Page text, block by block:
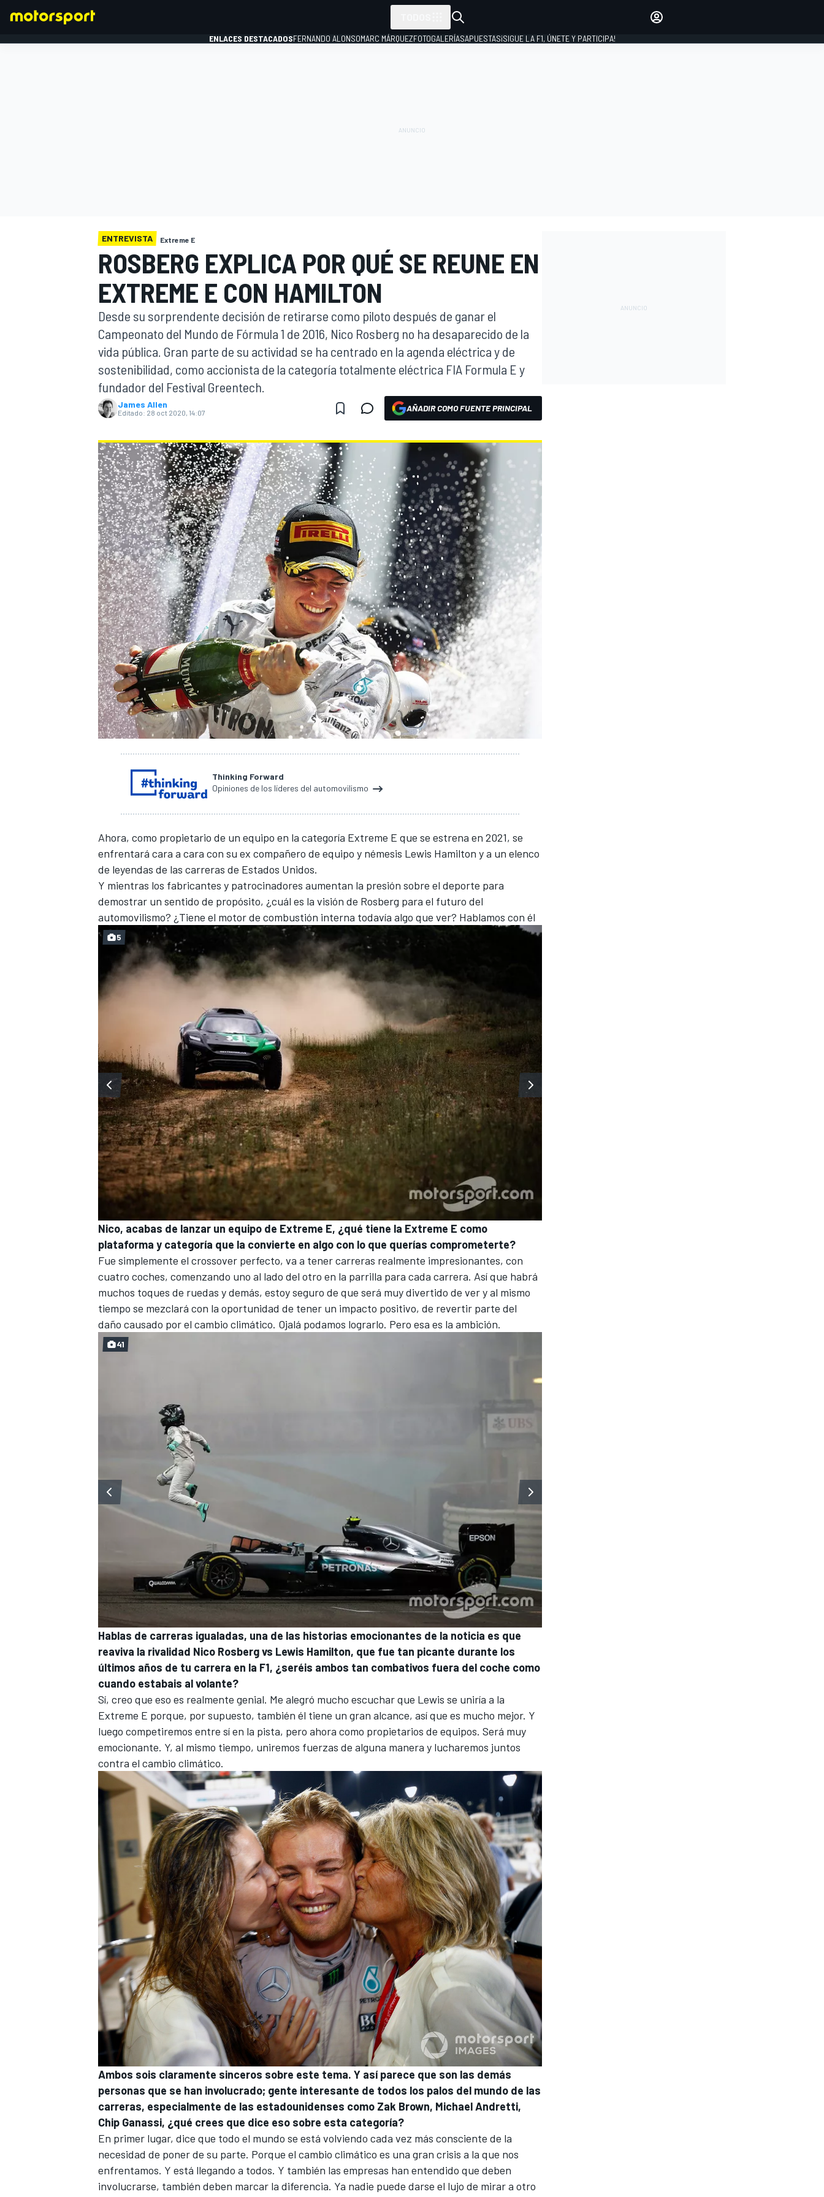
WEC FÓRMULA E
MÁS CATEGORÍAS
ENLACES DESTACADOSFERNANDO ALONSOMARC MÁRQUEZFOTOGALERÍASAPUESTAS¡SIGUE LA F1, ÚNETE Y PARTICIPA!
ENTREVISTA Extreme E
ROSBERG EXPLICA POR QUÉ SE REUNE EN
EXTREME E CON HAMILTON
Desde su sorprendente decisión de retirarse como piloto después de ganar el
Campeonato del Mundo de Fórmula 1 de 2016, Nico Rosberg no ha desaparecido de la
vida pública. Gran parte de su actividad se ha centrado en la agenda eléctrica y de
sostenibilidad, como accionista de la categoría totalmente eléctrica FIA Formula E y
fundador del Festival Greentech.
James Allen
Editado: 28 oct 2020, 14:07 AÑADIR COMO FUENTE PRINCIPAL
Thinking Forward
Opiniones de los líderes del automovilismo
Ahora, como propietario de un equipo en la categoría Extreme E que se estrena en 2021, se
enfrentará cara a cara con su ex compañero de equipo y némesis Lewis Hamilton y a un elenco
de leyendas de las carreras de Estados Unidos.
Y mientras los fabricantes y patrocinadores aumentan la presión sobre el deporte para
demostrar un sentido de propósito, ¿cuál es la visión de Rosberg para el futuro del
automovilismo? ¿Tiene el motor de combustión interna todavía algo que ver? Hablamos con él
5
Nico, acabas de lanzar un equipo de Extreme E, ¿qué tiene la Extreme E como
plataforma y categoría que la convierte en algo con lo que querías comprometerte?
Fue simplemente el crossover perfecto, va a tener carreras realmente impresionantes, con
cuatro coches, comenzando uno al lado del otro en la parrilla para cada carrera. Así que habrá
muchos toques de ruedas y demás, estoy seguro de que será muy divertido de ver y al mismo
tiempo se mezclará con la oportunidad de tener un impacto positivo, de revertir parte del
daño causado por el cambio climático. Ojalá podamos lograrlo. Pero esa es la ambición.
41
Hablas de carreras igualadas, una de las historias emocionantes de la noticia es que
reaviva la rivalidad Nico Rosberg vs Lewis Hamilton, que fue tan picante durante los
últimos años de tu carrera en la F1, ¿seréis ambos tan combativos fuera del coche como
cuando estabais al volante?
Sí, creo que eso es realmente genial. Me alegró mucho escuchar que Lewis se uniría a la
Extreme E porque, por supuesto, también él tiene un gran alcance, así que es mucho mejor. Y
luego competiremos entre sí en la pista, pero ahora como propietarios de equipos. Será muy
emocionante. Y, al mismo tiempo, uniremos fuerzas de alguna manera y lucharemos juntos
contra el cambio climático.
Ambos sois claramente sinceros sobre este tema. Y así parece que son las demás
personas que se han involucrado; gente interesante de todos los palos del mundo de las
carreras, especialmente de las estadounidenses como Zak Brown, Michael Andretti,
Chip Ganassi, ¿qué crees que dice eso sobre esta categoría?
En primer lugar, dice que todo el mundo se está volviendo cada vez más consciente de la
necesidad de poner de su parte. Porque el cambio climático es una gran crisis a la que nos
enfrentamos. Y está llegando a todos. Y también las empresas han entendido que deben
involucrarse, también deben marcar la diferencia. Ya nadie puede darse el lujo de mirar a otro